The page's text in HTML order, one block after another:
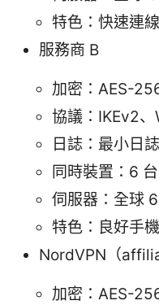
特色：快速連
服務商 B
加密：AES-
協議：IKEv2
日誌：最小日誌
同時裝置：6 台
伺服器：全球
特色：良好手
NordVPN（
加密：AES-